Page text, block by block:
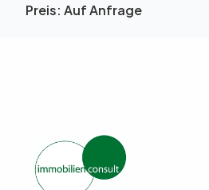
Preis: Auf Anfrage